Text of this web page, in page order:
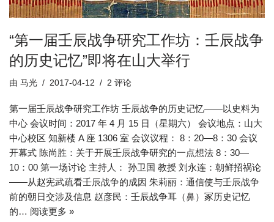
“第一届壬辰战争研究工作坊：壬辰战争
的历史记忆”即将在山大举行
由 马光 2017-04-12 2 评论
第一届壬辰战争研究工作坊 壬辰战争的历史记忆——以史料为
中心 会议时间：2017 年 4 月 15 日（星期六） 会议地点：山大
中心校区 知新楼 A 座 1306 室 会议议程： 8：20—8：30 会议
开幕式 陈尚胜：关于开展壬辰战争研究的一点想法 8：30—
10：00 第一场讨论 主持人： 孙卫国 教授 刘永连：朝鲜招祸论
——从赵宪武疏看壬辰战争的成因 朱莉丽：通信使与壬辰战争
前的朝日交涉及信息 赵彦民：壬辰战争耳（鼻）冢历史记忆
的… 阅读更多 »